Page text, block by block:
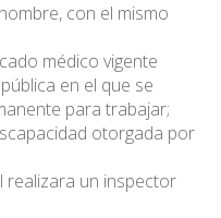
con el mismo
médico vigente
en el que se
para trabajar;
otorgada por
realizara un inspector